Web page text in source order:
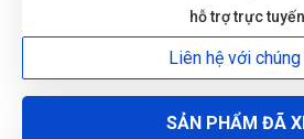
PĐ
hỗ trợ trực tuyến
Liên hệ với
SẢN PHẨM ĐÃ